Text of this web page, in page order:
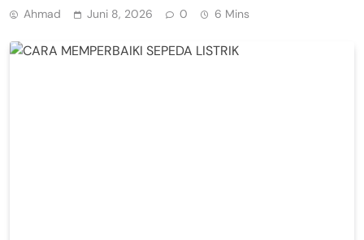
Ahmad Juni 8, 2026 0 6 Mins